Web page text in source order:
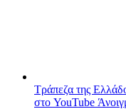
Τράπεζα της
στο YouTube